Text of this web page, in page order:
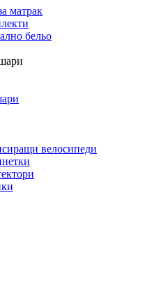
матрак
бельо
велосипеди